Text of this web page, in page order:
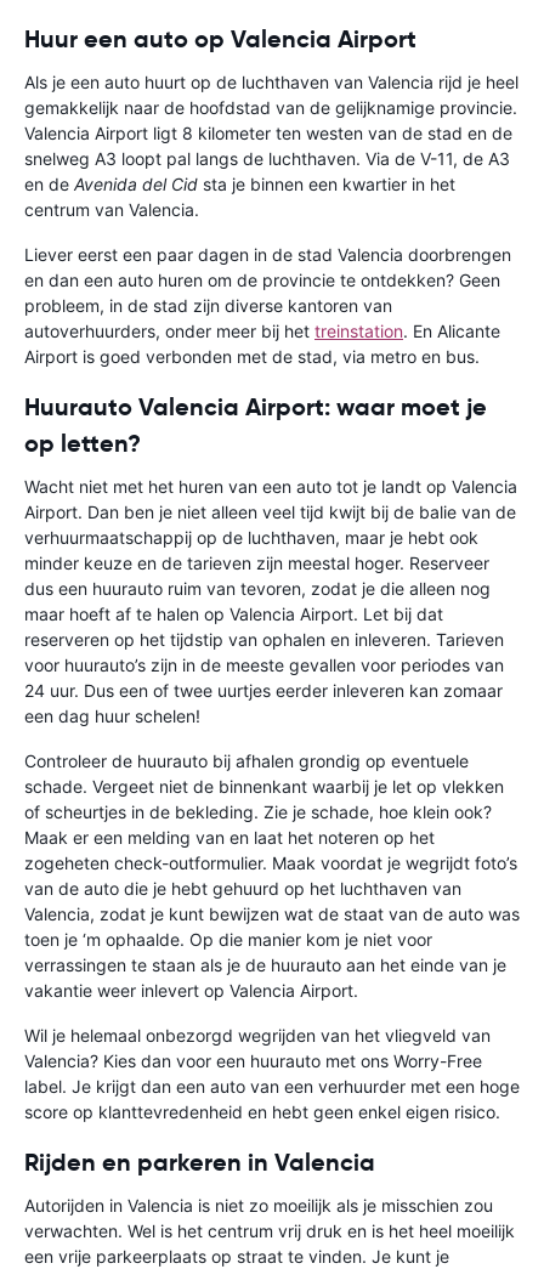
Huur een auto op Valencia Airport
Als je een auto huurt op de luchthaven van Valencia rijd je heel
gemakkelijk naar de hoofdstad van de gelijknamige provincie.
Valencia Airport ligt 8 kilometer ten westen van de stad en de
snelweg A3 loopt pal langs de luchthaven. Via de V-11, de A3
en de Avenida del Cid sta je binnen een kwartier in het
centrum van Valencia.
Liever eerst een paar dagen in de stad Valencia doorbrengen
en dan een auto huren om de provincie te ontdekken? Geen
probleem, in de stad zijn diverse kantoren van
autoverhuurders, onder meer bij het treinstation. En Alicante
Airport is goed verbonden met de stad, via metro en bus.
Huurauto Valencia Airport: waar moet je
op letten?
Wacht niet met het huren van een auto tot je landt op Valencia
Airport. Dan ben je niet alleen veel tijd kwijt bij de balie van de
verhuurmaatschappij op de luchthaven, maar je hebt ook
minder keuze en de tarieven zijn meestal hoger. Reserveer
dus een huurauto ruim van tevoren, zodat je die alleen nog
maar hoeft af te halen op Valencia Airport. Let bij dat
reserveren op het tijdstip van ophalen en inleveren. Tarieven
voor huurauto’s zijn in de meeste gevallen voor periodes van
24 uur. Dus een of twee uurtjes eerder inleveren kan zomaar
een dag huur schelen!
Controleer de huurauto bij afhalen grondig op eventuele
schade. Vergeet niet de binnenkant waarbij je let op vlekken
of scheurtjes in de bekleding. Zie je schade, hoe klein ook?
Maak er een melding van en laat het noteren op het
zogeheten check-outformulier. Maak voordat je wegrijdt foto’s
van de auto die je hebt gehuurd op het luchthaven van
Valencia, zodat je kunt bewijzen wat de staat van de auto was
toen je ‘m ophaalde. Op die manier kom je niet voor
verrassingen te staan als je de huurauto aan het einde van je
vakantie weer inlevert op Valencia Airport.
Wil je helemaal onbezorgd wegrijden van het vliegveld van
Valencia? Kies dan voor een huurauto met ons Worry-Free
label. Je krijgt dan een auto van een verhuurder met een hoge
score op klanttevredenheid en hebt geen enkel eigen risico.
Rijden en parkeren in Valencia
Autorijden in Valencia is niet zo moeilijk als je misschien zou
verwachten. Wel is het centrum vrij druk en is het heel moeilijk
een vrije parkeerplaats op straat te vinden. Je kunt je